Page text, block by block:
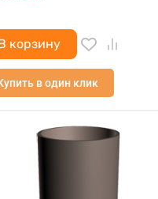
корзину
в один клик